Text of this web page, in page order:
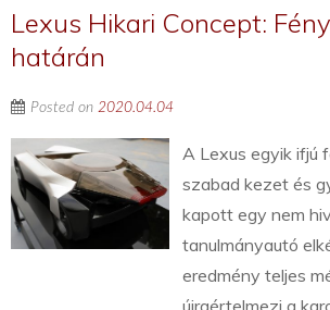
Lexus Hikari Concept:
határán
Posted on 2020.04.04
A Lexus egyik ifjú
szabad kezet és
kapott egy nem
tanulmányautó
eredmény teljes